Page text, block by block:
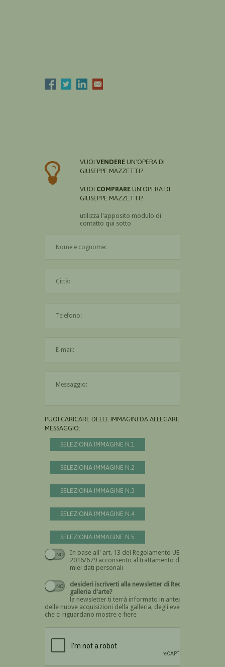
VUOI VENDERE UN'OPERA DI
GIUSEPPE MAZZETTI?
VUOI COMPRARE UN'OPERA DI
GIUSEPPE MAZZETTI?
utilizza l'apposito modulo di
contatto qui sotto
PUOI CARICARE DELLE IMMAGINI DA ALLEGARE AL
MESSAGGIO:
SELEZIONA IMMAGINE N.1
SELEZIONA IMMAGINE N.2
SELEZIONA IMMAGINE N.3
SELEZIONA IMMAGINE N.4
SELEZIONA IMMAGINE N.5
In base all' art. 13 del Regolamento UE n.
2016/679 acconsento al trattamento dei
miei dati personali
Devi dare il consenso
desideri iscriverti alla newsletter di Recta
galleria d'arte?
la newsletter ti terrà informato in anteprima
delle nuove acquisizioni della galleria, degli eventi
che ci riguardano mostre e fiere